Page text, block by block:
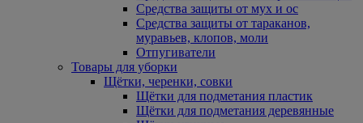
Средства защиты от мух и ос
Средства защиты от тараканов,
муравьев, клопов, моли
Отпугиватели
Товары для уборки
Щётки, черенки, совки
Щётки для подметания пластик
Щётки для подметания деревянные